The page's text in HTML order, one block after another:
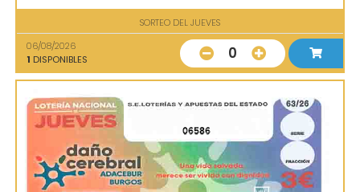
SORTEO DEL JUEVES
06/08/2026
1 DISPONIBLES 0
06586